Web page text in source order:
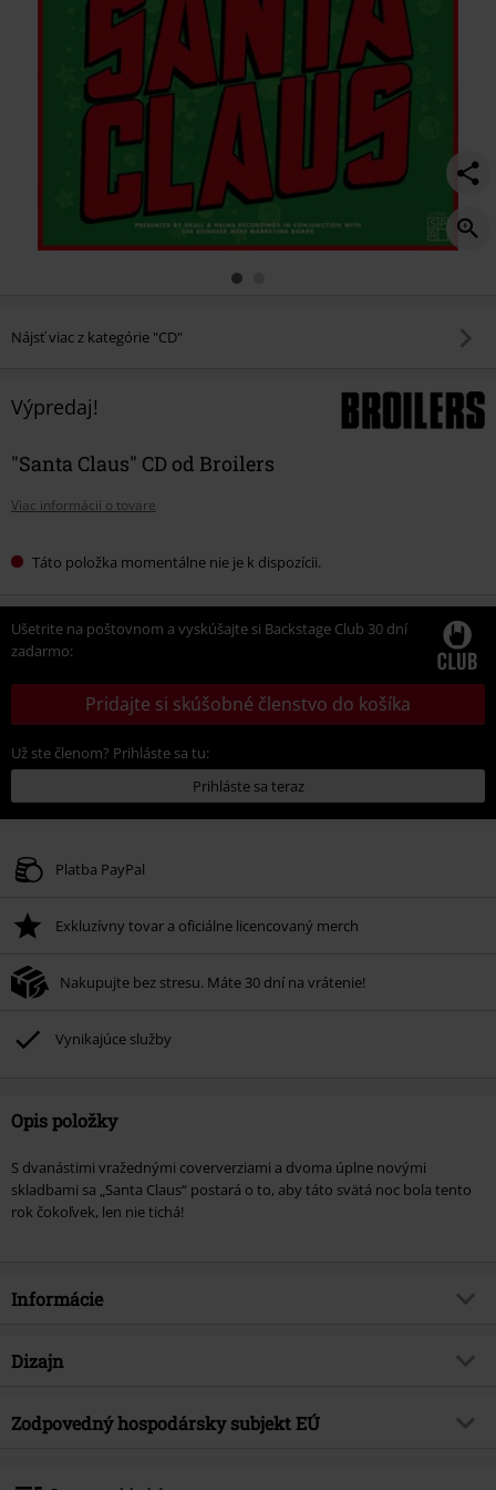
Nájsť viac z kategórie "CD"
Výpredaj!
"Santa Claus" CD od Broilers
Viac informácií o tovare
Táto položka momentálne nie je k dispozícii.
Ušetrite na poštovnom a vyskúšajte si Backstage Club 30 dní
zadarmo:
Pridajte si skúšobné členstvo do košíka
Už ste členom? Prihláste sa tu:
Prihláste sa teraz
Platba PayPal
Exkluzívny tovar a oficiálne licencovaný merch
Nakupujte bez stresu. Máte 30 dní na vrátenie!
Vynikajúce služby
Opis položky
S dvanástimi vražednými coververziami a dvoma úplne novými
skladbami sa „Santa Claus“ postará o to, aby táto svätá noc bola tento
rok čokoľvek, len nie tichá!
Informácie
Tovar č.
hudobný žáner
Punk rock
Dizajn
Typ výrobku
CD
Zodpovedný hospodársky subjekt EÚ